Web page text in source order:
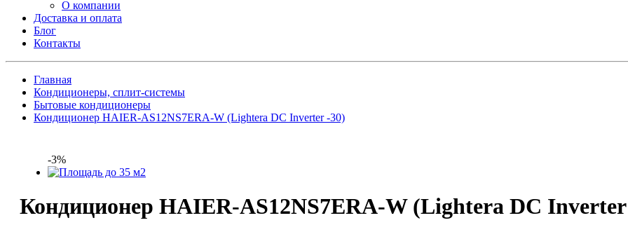
О компании
Доставка и оплата
Блог
Контакты
Главная
Кондиционеры, сплит-системы
Бытовые кондиционеры
Кондиционер HAIER-AS12NS7ERA-W (Lightera DC Inverter -30)
-3%
Кондиционер HAIER-AS12NS7ERA-W (Lightera DC